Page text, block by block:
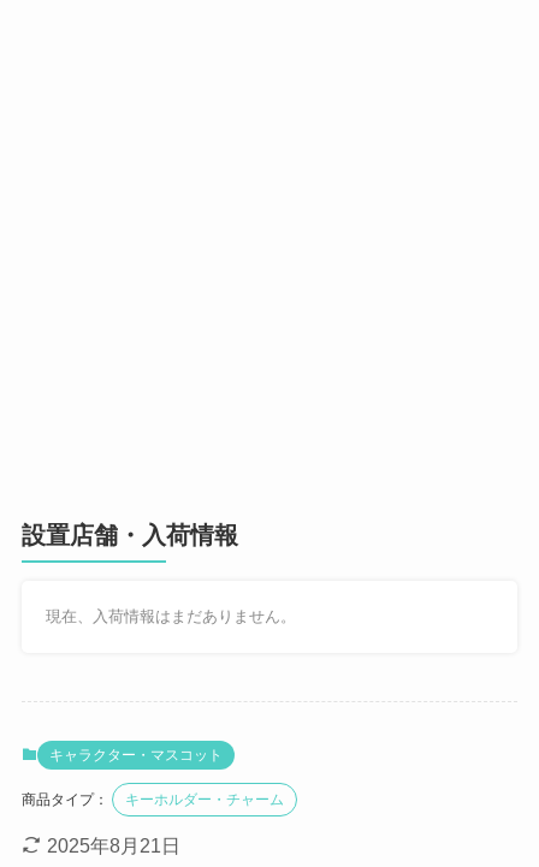
設置店舗・入荷情報
現在、入荷情報はまだありません。
キャラクター・マスコット
商品タイプ： キーホルダー・チャーム
2025年8月21日